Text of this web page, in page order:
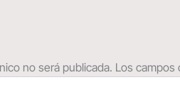
no será publicada. Los campos